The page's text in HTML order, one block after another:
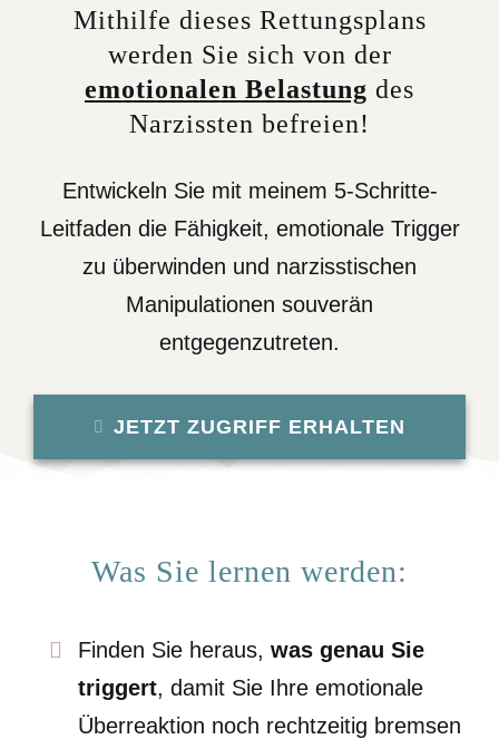
Mithilfe dieses Rettungsplans
werden Sie sich von der
emotionalen Belastung des
Narzissten befreien!
Entwickeln Sie mit meinem 5-Schritte-
Leitfaden die Fähigkeit, emotionale Trigger
zu überwinden und narzisstischen
Manipulationen souverän
entgegenzutreten.
JETZT ZUGRIFF ERHALTEN
Was Sie lernen werden:
Finden Sie heraus, was genau Sie
triggert, damit Sie Ihre emotionale
Überreaktion noch rechtzeitig bremsen